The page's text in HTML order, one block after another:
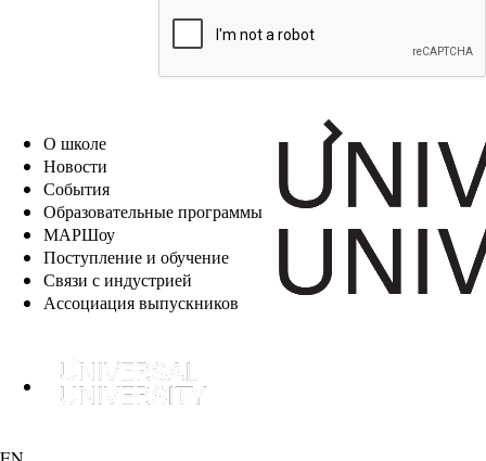
EN
О школе
Новости
События
Образовательные программы
МАРШоу
Поступление и обучение
Связи с индустрией
Ассоциация выпускников